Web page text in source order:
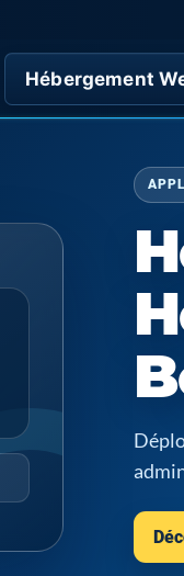
Hébergement